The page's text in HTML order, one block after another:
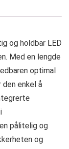
og holdbar LED
Med en lengde
optimal
enkel å
pålitelig og
og